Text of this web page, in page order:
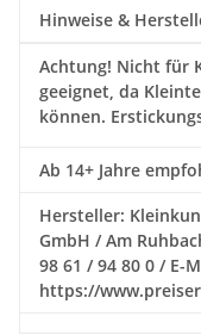
Hinweise &
Achtung! Nicht für
geeignet, da
können.
Ab 14+ Jahre
Hersteller:
GmbH / Am
98 61 / 94 80 0 / E-
https://